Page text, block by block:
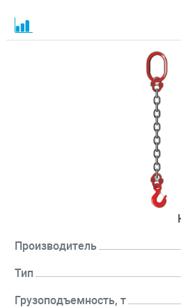
Производитель
Тип
Грузоподъемность, т